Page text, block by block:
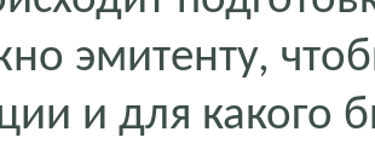
эмитенту,
и для какого